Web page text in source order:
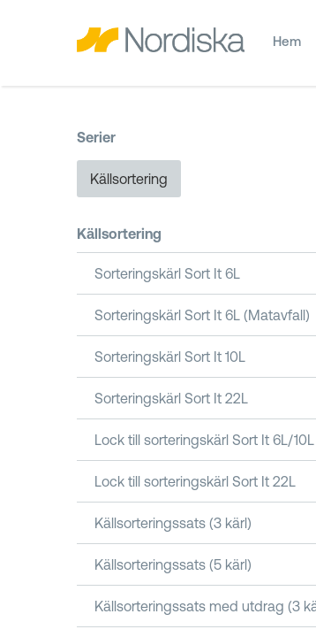
Hem
Serier
Källsortering
Källsortering
Sorteringskärl Sort It 6L
Sorteringskärl Sort It 6L (Matavfall)
Sorteringskärl Sort It 10L
Sorteringskärl Sort It 22L
Lock till sorteringskärl Sort It 6L/10L
Lock till sorteringskärl Sort It 22L
Källsorteringssats (3 kärl)
Källsorteringssats (5 kärl)
Källsorteringssats med utdrag (3